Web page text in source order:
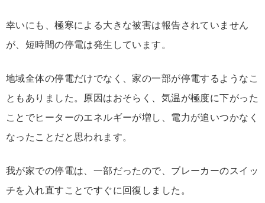
幸いにも、極寒による大きな被害は報告されていません
が、短時間の停電は発生しています。
地域全体の停電だけでなく、家の一部が停電するようなこ
ともありました。原因はおそらく、気温が極度に下がった
ことでヒーターのエネルギーが増し、電力が追いつかなく
なったことだと思われます。
我が家での停電は、一部だったので、ブレーカーのスイッ
チを入れ直すことですぐに回復しました。